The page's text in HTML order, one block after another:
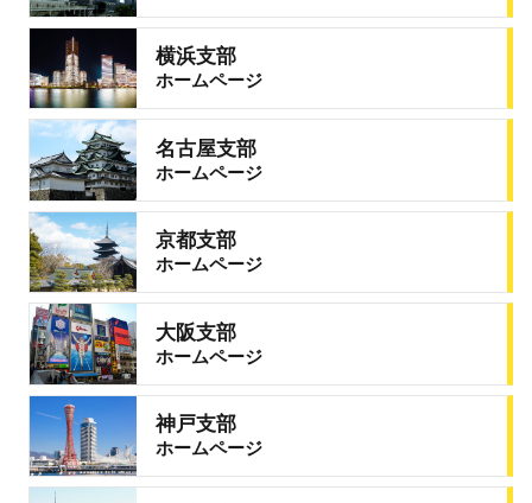
横浜支部
ホームページ
名古屋支部
ホームページ
京都支部
ホームページ
大阪支部
ホームページ
神戸支部
ホームページ